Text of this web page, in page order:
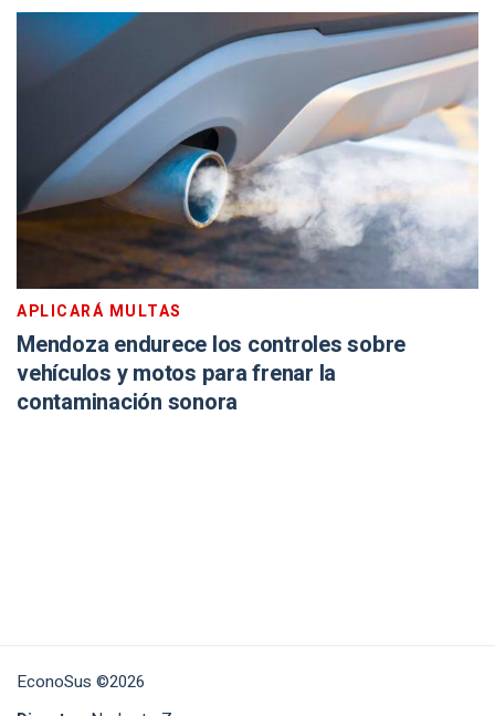
APLICARÁ MULTAS
Mendoza endurece los controles sobre
vehículos y motos para frenar la
contaminación sonora
EconoSus ©2026